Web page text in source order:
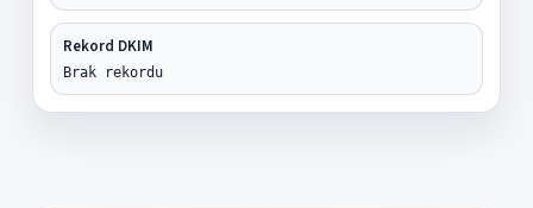
Rekord DKIM
Brak rekordu